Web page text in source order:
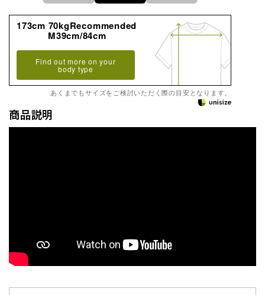
173cm 70kgRecommended
M39cm/84cm
Find out more on your
body type
あくまでもサイズをご検討いただく際の目安となります。
商品説明